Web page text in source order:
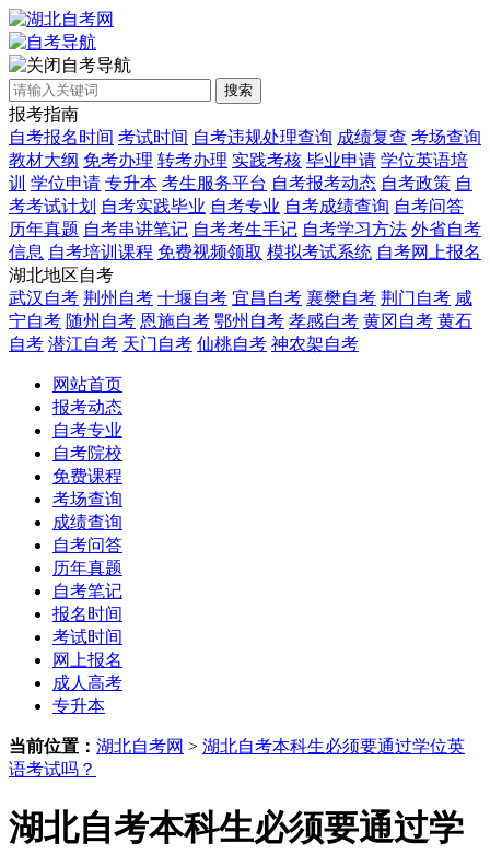
自考导航
搜索
报考指南
自考报名时间 考试时间 自考违规处理查询 成绩复查 考场查询
教材大纲 免考办理 转考办理 实践考核 毕业申请 学位英语培
训 学位申请 专升本 考生服务平台 自考报考动态 自考政策 自
考考试计划 自考实践毕业 自考专业 自考成绩查询 自考问答
历年真题 自考串讲笔记 自考考生手记 自考学习方法 外省自考
信息 自考培训课程 免费视频领取 模拟考试系统 自考网上报名
湖北地区自考
武汉自考 荆州自考 十堰自考 宜昌自考 襄樊自考 荆门自考 咸
宁自考 随州自考 恩施自考 鄂州自考 孝感自考 黄冈自考 黄石
自考 潜江自考 天门自考 仙桃自考 神农架自考
网站首页
报考动态
自考专业
自考院校
免费课程
考场查询
成绩查询
自考问答
历年真题
自考笔记
报名时间
考试时间
网上报名
成人高考
专升本
当前位置： 湖北自考网 > 湖北自考本科生必须要通过学位英
语考试吗？
湖北自考本科生必须要通过学